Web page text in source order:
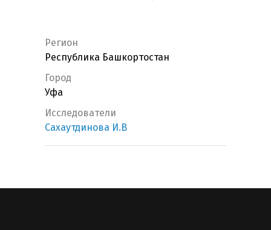
Регион
Республика Башкортостан
Город
Уфа
Исследователи
Сахаутдинова И.В